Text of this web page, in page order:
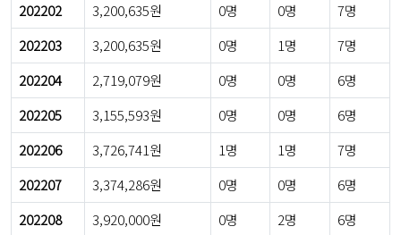
202202
3,200,635원 0명 0명
7명
202203
3,200,635원 0명 1명
7명
202204
2,719,079원 0명 0명
6명
202205
3,155,593원 0명 0명
6명
202206
3,726,741원 1명 1명
7명
202207
3,374,286원 0명 0명
6명
202208
3,920,000원 0명 2명
6명